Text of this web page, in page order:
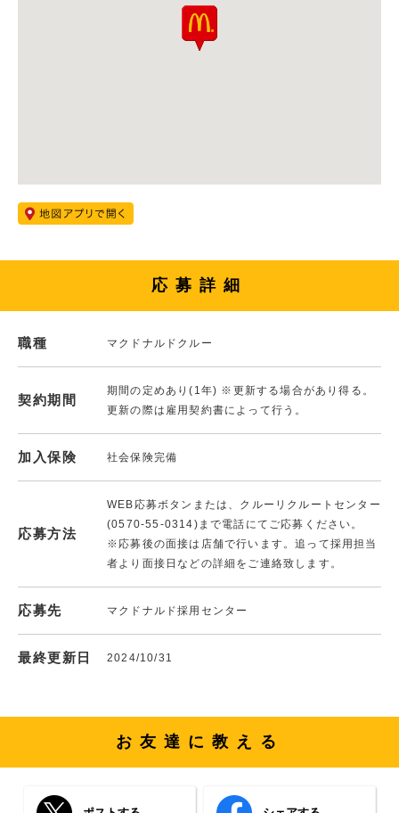
応募詳細
職種 マクドナルドクルー
契約期間
期間の定めあり(1年) ※更新する場合があり得る。
更新の際は雇用契約書によって行う。
加入保険 社会保険完備
応募方法
WEB応募ボタンまたは、クルーリクルートセンター
(0570-55-0314)まで電話にてご応募ください。
※応募後の面接は店舗で行います。追って採用担当
者より面接日などの詳細をご連絡致します。
応募先 マクドナルド採用センター
最終更新日 2024/10/31
お友達に教える